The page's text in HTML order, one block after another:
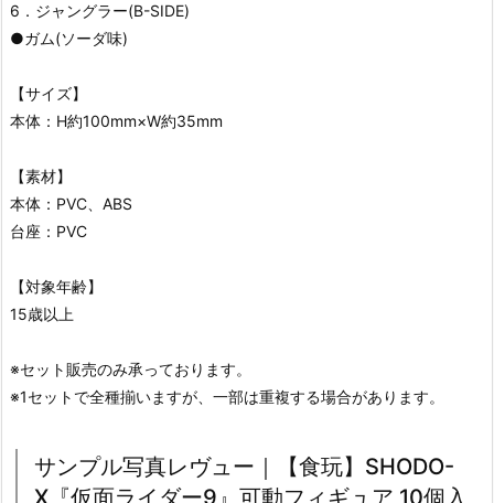
6．ジャングラー(B-SIDE)
●ガム(ソーダ味)
【サイズ】
本体：H約100mm×W約35mm
【素材】
本体：PVC、ABS
台座：PVC
【対象年齢】
15歳以上
※セット販売のみ承っております。
※1セットで全種揃いますが、一部は重複する場合があります。
サンプル写真レヴュー｜【食玩】SHODO-
X『仮面ライダー9』可動フィギュア 10個入